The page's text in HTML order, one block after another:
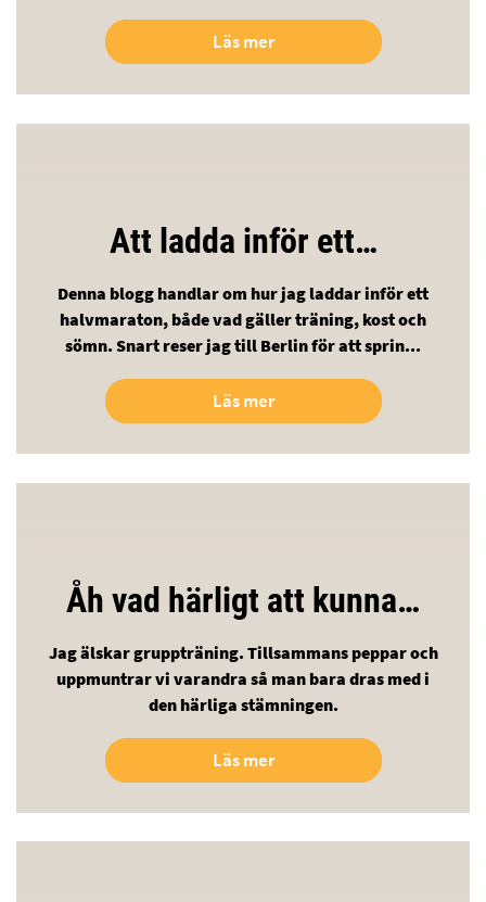
Läs mer
Att ladda inför ett…
Denna blogg handlar om hur jag laddar inför ett
halvmaraton, både vad gäller träning, kost och
sömn. Snart reser jag till Berlin för att sprin...
Läs mer
Åh vad härligt att kunna…
Jag älskar gruppträning. Tillsammans peppar och
uppmuntrar vi varandra så man bara dras med i
den härliga stämningen.
Läs mer